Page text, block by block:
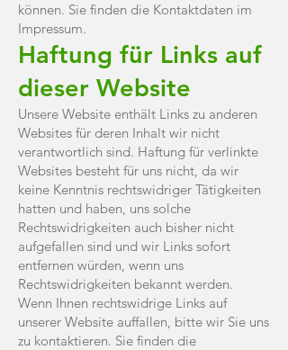
können. Sie finden die Kontaktdaten im
Impressum.
Haftung für Links auf
dieser Website
Unsere Website enthält Links zu anderen
Websites für deren Inhalt wir nicht
verantwortlich sind. Haftung für verlinkte
Websites besteht für uns nicht, da wir
keine Kenntnis rechtswidriger Tätigkeiten
hatten und haben, uns solche
Rechtswidrigkeiten auch bisher nicht
aufgefallen sind und wir Links sofort
entfernen würden, wenn uns
Rechtswidrigkeiten bekannt werden.
Wenn Ihnen rechtswidrige Links auf
unserer Website auffallen, bitte wir Sie uns
zu kontaktieren. Sie finden die